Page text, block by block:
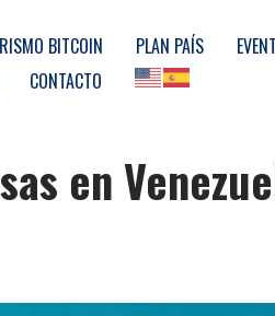
BITCOIN PLAN PAÍS
CONTACTO
en